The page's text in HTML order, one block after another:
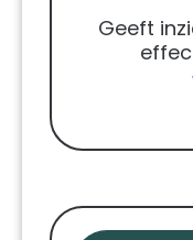
Geeft